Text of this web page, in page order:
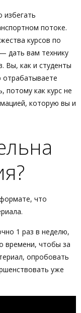
избегать
потоке.
курсов по
дать вам технику
Вы, как и студенты
отрабатываете
потому как курс не
которую вы и
что
1 раз в неделю,
времени, чтобы за
опробовать
уже